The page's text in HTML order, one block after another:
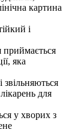
картина
і
приймається
яка
для
у хворих з